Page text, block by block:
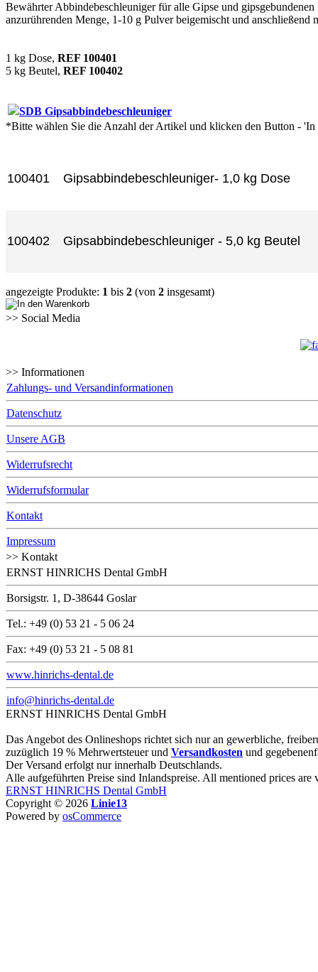
Bewährter Abbindebeschleuniger für alle Gipse und
anzurührenden Menge, 1-10 g Pulver beigemischt und
1 kg Dose, REF 100401
5 kg Beutel, REF 100402
SDB Gipsabbindebeschleuniger
*Bitte wählen Sie die Anzahl der Artikel und klicken den Button - 'In
100401 Gipsabbindebeschleuniger- 1,0 kg Dose
100402 Gipsabbindebeschleuniger - 5,0 kg Beutel
angezeigte Produkte: 1 bis 2 (von 2 insgesamt)
>> Social Media
>> Informationen
Zahlungs- und Versandinformationen
Datenschutz
Unsere AGB
Widerrufsrecht
Widerrufsformular
Kontakt
Impressum
>> Kontakt
ERNST HINRICHS Dental GmbH
Borsigstr. 1, D-38644 Goslar
Tel.: +49 (0) 53 21 - 5 06 24
Fax: +49 (0) 53 21 - 5 08 81
www.hinrichs-dental.de
info@hinrichs-dental.de
ERNST HINRICHS Dental GmbH
Das Angebot des Onlineshops richtet sich nur an gewerbliche,
zuzüglich 19 % Mehrwertsteuer und Versandkosten und
Der Versand erfolgt nur innerhalb Deutschlands.
Alle aufgeführten Preise sind Inlandspreise. All mentioned prices are
ERNST HINRICHS Dental GmbH
Copyright © 2026 Linie13
Powered by osCommerce